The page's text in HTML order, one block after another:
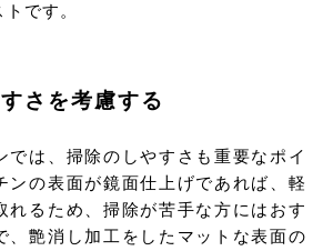
です。
さを考慮する
では、掃除のしやすさも重要なポイ
ンの表面が鏡面仕上げであれば、軽
れるため、掃除が苦手な方にはおす
、艶消し加工をしたマットな表面の